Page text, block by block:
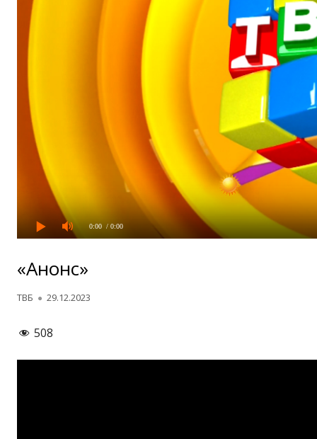
0:00 / 0:00
«Анонс»
Автор
ТВБ Опубликовано
29.12.2023
508